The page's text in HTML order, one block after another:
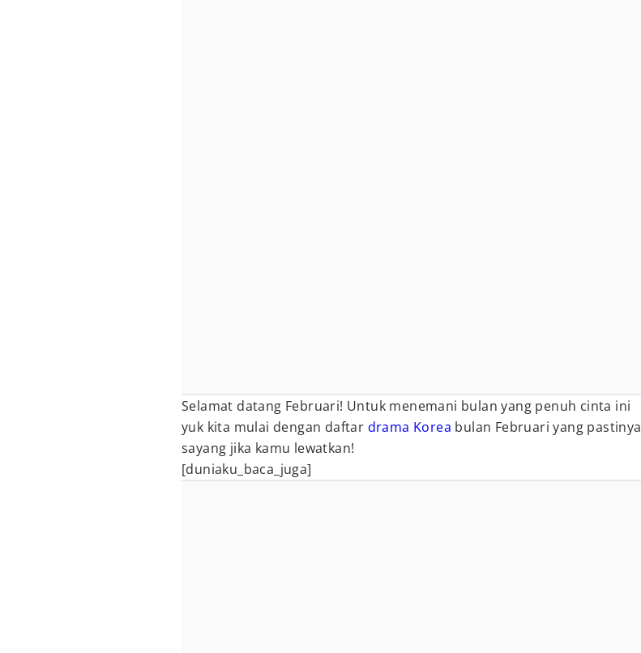
Selamat datang Februari! Untuk menemani bulan yang penuh cinta ini
yuk kita mulai dengan daftar drama Korea bulan Februari yang pastinya
sayang jika kamu lewatkan!
[duniaku_baca_juga]